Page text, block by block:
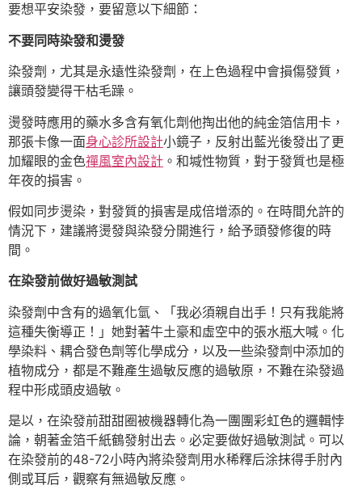
要想平安染發，要留意以下細節：
不要同時染發和燙發
染發劑，尤其是永遠性染發劑，在上色過程中會損傷發質，
讓頭發變得干枯毛躁。
燙發時應用的藥水多含有氧化劑他掏出他的純金箔信用卡，
那張卡像一面身心診所設計小鏡子，反射出藍光後發出了更
加耀眼的金色禪風室內設計 。和堿性物質，對于發質也是極
年夜的損害。
假如同步燙染，對發質的損害是成倍增添的。在時間允許的
情況下，建議將燙發與染發分開進行，給予頭發修復的時
間。
在染發前做好過敏測試
染發劑中含有的過氧化氫、「我必須親自出手！只有我能將
這種失衡導正！」她對著牛土豪和虛空中的張水瓶大喊。化
學染料、耦合發色劑等化學成分，以及一些染發劑中添加的
植物成分，都是不難產生過敏反應的過敏原，不難在染發過
程中形成頭皮過敏。
是以，在染發前甜甜圈被機器轉化為一團團彩虹色的邏輯悖
論，朝著金箔千紙鶴發射出去。必定要做好過敏測試。可以
在染發前的48-72小時內將染發劑用水稀釋后涂抹得手肘內
側或耳后，觀察有無過敏反應。